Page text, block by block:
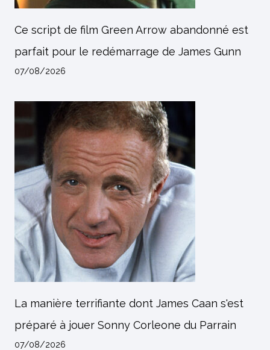
Ce script de film Green Arrow abandonné est
parfait pour le redémarrage de James Gunn
07/08/2026
La manière terrifiante dont James Caan s'est
préparé à jouer Sonny Corleone du Parrain
07/08/2026